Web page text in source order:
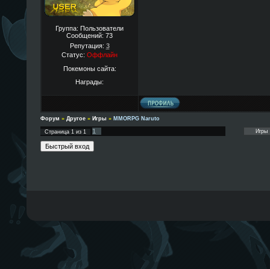
Группа: Пользователи
Сообщений: 73
Репутация: 3
Статус: Оффлайн
Покемоны сайта:
Награды:
Форум » Другое » Игры » MMORPG Naruto
Страница 1из 1 1